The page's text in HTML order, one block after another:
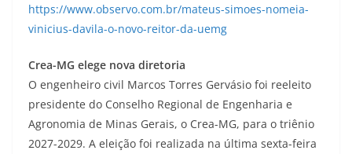
https://www.observo.com.br/mateus-simoes-nomeia-
vinicius-davila-o-novo-reitor-da-uemg
Crea-MG elege nova diretoria
O engenheiro civil Marcos Torres Gervásio foi reeleito
presidente do Conselho Regional de Engenharia e
Agronomia de Minas Gerais, o Crea-MG, para o triênio
2027-2029. A eleição foi realizada na última sexta-feira